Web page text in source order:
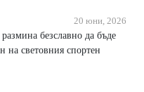
20 юни, 2026
размина безславно да бъде
на световния спортен